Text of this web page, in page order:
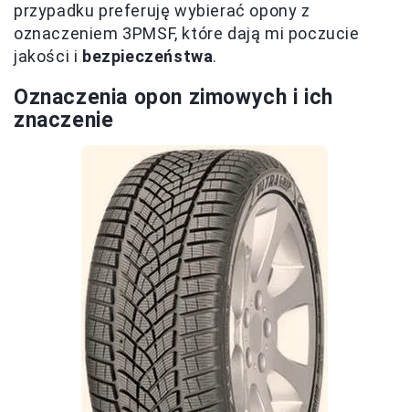
przypadku preferuję wybierać opony z
oznaczeniem 3PMSF, które dają mi poczucie
jakości i bezpieczeństwa.
Oznaczenia opon zimowych i ich
znaczenie